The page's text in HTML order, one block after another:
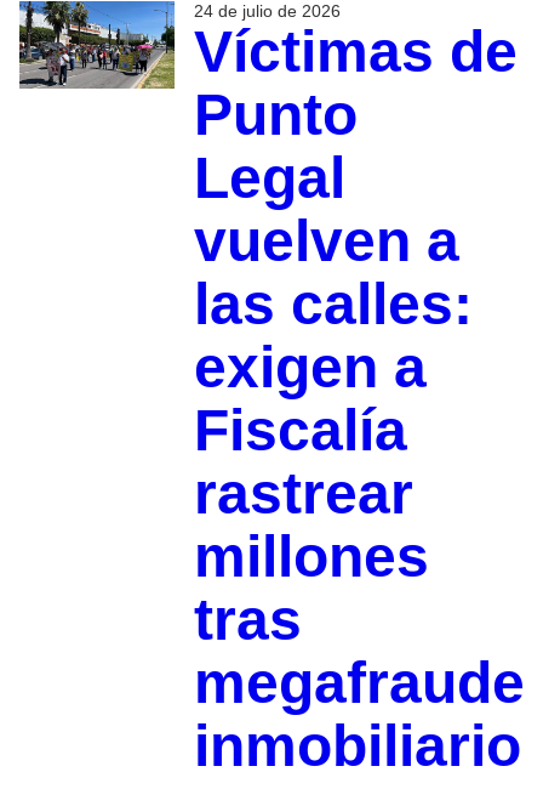
24 de julio de 2026
Víctimas de
Punto
Legal
vuelven a
las calles:
exigen a
Fiscalía
rastrear
millones
tras
megafraude
inmobiliario